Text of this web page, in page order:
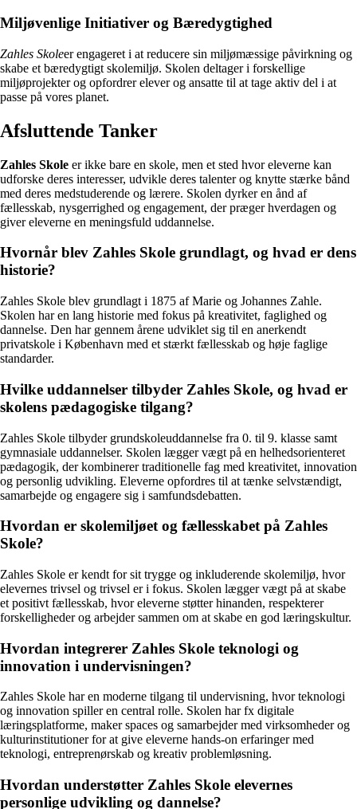
Miljøvenlige Initiativer og Bæredygtighed
Zahles Skoleer engageret i at reducere sin miljømæssige påvirkning og
skabe et bæredygtigt skolemiljø. Skolen deltager i forskellige
miljøprojekter og opfordrer elever og ansatte til at tage aktiv del i at
passe på vores planet.
Afsluttende Tanker
Zahles Skole er ikke bare en skole, men et sted hvor eleverne kan
udforske deres interesser, udvikle deres talenter og knytte stærke bånd
med deres medstuderende og lærere. Skolen dyrker en ånd af
fællesskab, nysgerrighed og engagement, der præger hverdagen og
giver eleverne en meningsfuld uddannelse.
Hvornår blev Zahles Skole grundlagt, og hvad er dens
historie?
Zahles Skole blev grundlagt i 1875 af Marie og Johannes Zahle.
Skolen har en lang historie med fokus på kreativitet, faglighed og
dannelse. Den har gennem årene udviklet sig til en anerkendt
privatskole i København med et stærkt fællesskab og høje faglige
standarder.
Hvilke uddannelser tilbyder Zahles Skole, og hvad er
skolens pædagogiske tilgang?
Zahles Skole tilbyder grundskoleuddannelse fra 0. til 9. klasse samt
gymnasiale uddannelser. Skolen lægger vægt på en helhedsorienteret
pædagogik, der kombinerer traditionelle fag med kreativitet, innovation
og personlig udvikling. Eleverne opfordres til at tænke selvstændigt,
samarbejde og engagere sig i samfundsdebatten.
Hvordan er skolemiljøet og fællesskabet på Zahles
Skole?
Zahles Skole er kendt for sit trygge og inkluderende skolemiljø, hvor
elevernes trivsel og trivsel er i fokus. Skolen lægger vægt på at skabe
et positivt fællesskab, hvor eleverne støtter hinanden, respekterer
forskelligheder og arbejder sammen om at skabe en god læringskultur.
Hvordan integrerer Zahles Skole teknologi og
innovation i undervisningen?
Zahles Skole har en moderne tilgang til undervisning, hvor teknologi
og innovation spiller en central rolle. Skolen har fx digitale
læringsplatforme, maker spaces og samarbejder med virksomheder og
kulturinstitutioner for at give eleverne hands-on erfaringer med
teknologi, entreprenørskab og kreativ problemløsning.
Hvordan understøtter Zahles Skole elevernes
personlige udvikling og dannelse?